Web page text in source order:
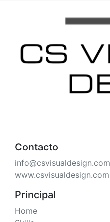
Contacto
info@csvisualdesign.com
www.csvisualdesign.com
Principal
Home